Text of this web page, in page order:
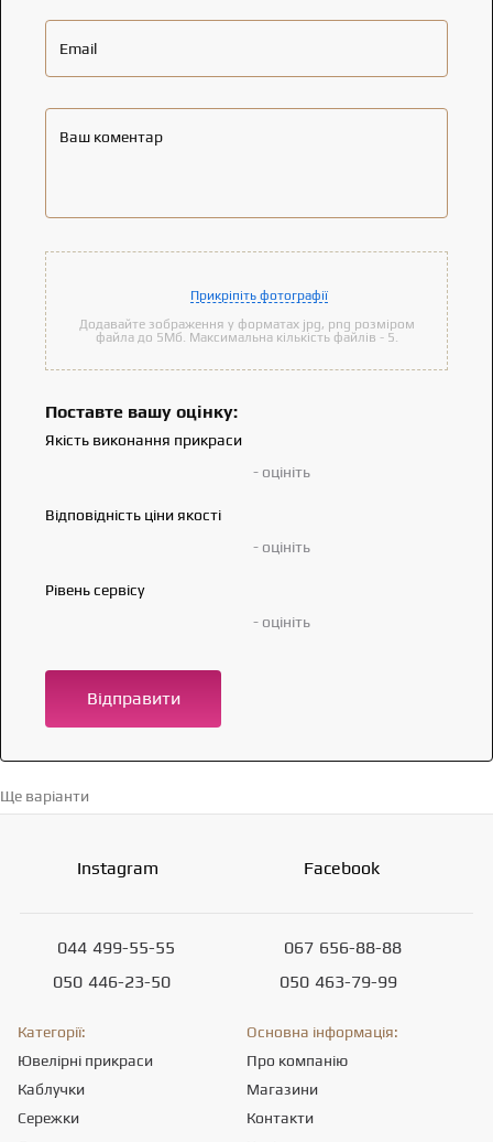
Email
Ваш коментар
Прикріпіть фотографії
Додавайте зображення у форматах jpg, png розміром
файла до 5Мб. Максимальна кількість файлів - 5.
Поставте вашу оцінку:
Якість виконання прикраси
- оцініть
Відповідність ціни якості
- оцініть
Рівень сервісу
- оцініть
Відправити
Ще варіанти
Instagram Facebook
044 499-55-55
050 446-23-50
067 656-88-88
050 463-79-99
Категорії:
Ювелірні прикраси
Каблучки
Сережки
Основна інформація:
Про компанію
Магазини
Контакти